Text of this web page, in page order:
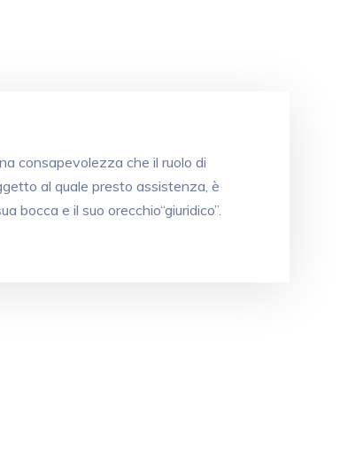
consapevolezza che il ruolo di
al quale presto assistenza, è
bocca e il suo orecchio“giuridico”.